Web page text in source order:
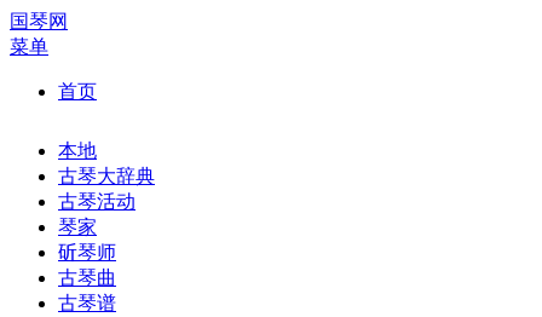
国琴网
菜单
首页
本地
古琴大辞典
古琴活动
琴家
斫琴师
古琴曲
古琴谱